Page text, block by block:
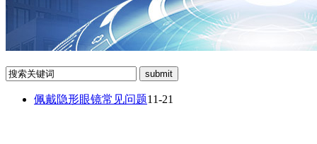
佩戴隐形眼镜常见问题11-21